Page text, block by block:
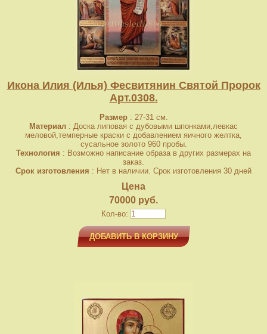
Икона Илия (Илья) Фесвитянин Святой Пророк
Арт.0308.
Размер: 27-31 см.
Материал : Доска липовая с дубовыми шпонками,левкас
меловой,темперные краски с добавлением яичного желтка,
сусальное золото 960 пробы.
Технология : Возможно написание образа в других размерах на
заказ.
Срок изготовления : Нет в наличии. Срок изготовления 30 дней
Цена
70000 руб.
Кол-во:
ДОБАВИТЬ В КОРЗИНУ